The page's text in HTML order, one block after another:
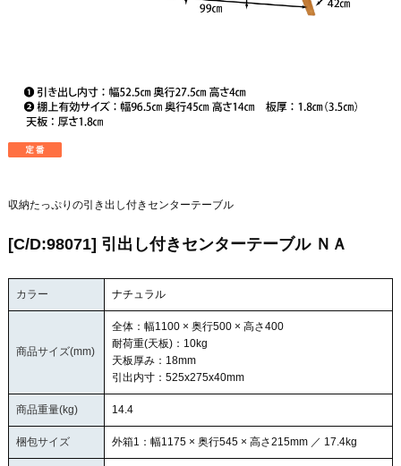
収納たっぷりの引き出し付きセンターテーブル
[C/D:98071] 引出し付きセンターテーブル ＮＡ
カラー ナチュラル
商品サイズ(mm)
全体：幅1100 × 奥行500 × 高さ400
耐荷重(天板)：10kg
天板厚み：18mm
引出内寸：525x275x40mm
商品重量(kg) 14.4
梱包サイズ 外箱1：幅1175 × 奥行545 × 高さ215mm ／ 17.4kg